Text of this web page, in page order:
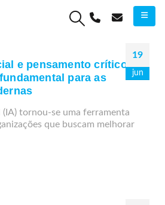
19
jun
e pensamento crítico:
para as
tornou-se uma ferramenta
que buscam melhorar